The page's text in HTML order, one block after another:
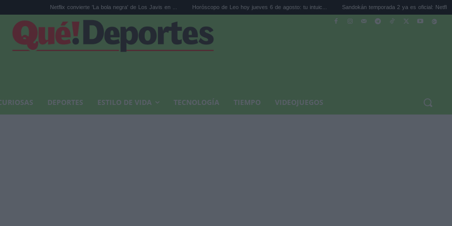
Netflix convierte 'La bola negra' de Los Javis en ... Horóscopo de Leo hoy jueves 6 de agosto: tu intuic... Sandokán temporada 2 ya es oficial: Netflix toma e...
DEPORTES ESTILO DE VIDA TECNOLOGÍA TIEMPO VIDEOJUEGOS